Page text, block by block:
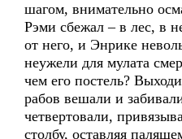
шагом, внимательно
Рэми сбежал – в лес, в
от него, и Энрике
неужели для мулата
чем его постель?
рабов вешали и
четвертовали,
столбу, оставляя